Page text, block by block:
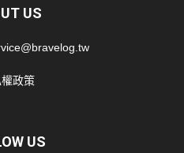
US
權政策
US